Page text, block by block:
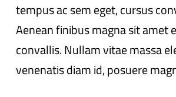
tempus ac sem eget, cursus
Aenean finibus magna sit amet
convallis. Nullam vitae massa
venenatis diam id, posuere